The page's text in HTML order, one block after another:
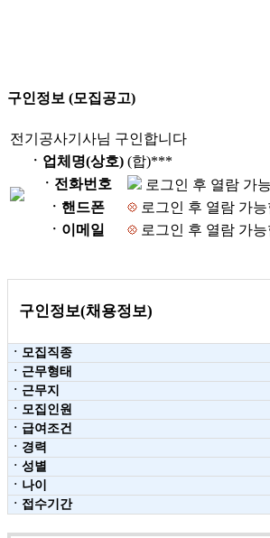
구인정보 (모집공고)
전기공사기사님 구인합니다
ㆍ업체명(상호) (합)***
ㆍ전화번호
로그인 후 열람 가
ㆍ핸드폰
로그인 후 열람 가
ㆍ이메일
로그인 후 열람 가
구인정보(채용정보)
ㆍ모집직종
ㆍ근무형태
ㆍ근무지
ㆍ모집인원
ㆍ급여조건
ㆍ경력
ㆍ성별
ㆍ나이
ㆍ접수기간